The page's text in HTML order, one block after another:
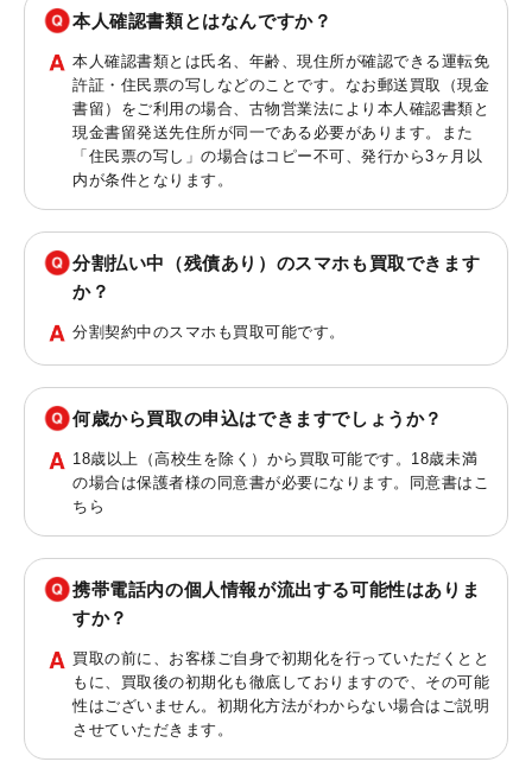
本人確認書類とはなんですか？
本人確認書類とは氏名、年齢、現住所が確認できる運転免
許証・住民票の写しなどのことです。なお郵送買取（現金
書留）をご利用の場合、古物営業法により本人確認書類と
現金書留発送先住所が同一である必要があります。また
「住民票の写し」の場合はコピー不可、発行から3ヶ月以
内が条件となります。
分割払い中（残債あり）のスマホも買取できます
か？
分割契約中のスマホも買取可能です。
何歳から買取の申込はできますでしょうか？
18歳以上（高校生を除く）から買取可能です。18歳未満
の場合は保護者様の同意書が必要になります。同意書は こ
ちら
携帯電話内の個人情報が流出する可能性はありま
すか？
買取の前に、お客様ご自身で初期化を行っていただくとと
もに、買取後の初期化も徹底しておりますので、その可能
性はございません。初期化方法がわからない場合はご説明
させていただきます。